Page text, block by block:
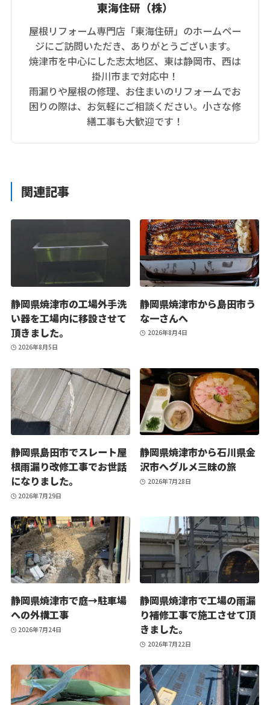
東海住研（株）
屋根リフォーム専門店「東海住研」のホームペー
ジにご訪問いただき、ありがとうございます。
焼津市を中心にした志太地区、東は静岡市、西は
掛川市まで対応中！
雨漏りや屋根の修理、お住まいのリフォームでお
困りの際は、お気軽にご相談ください。小さな修
繕工事も大歓迎です！
関連記事
静岡県焼津市の工場外手洗
い器を工場内に移設させて
頂きました。
2026年8月5日
静岡県焼津市から島田市う
な一さんへ
2026年8月4日
静岡県島田市でスレート屋
根雨漏り改修工事でお世話
になりました。
2026年7月29日
静岡県焼津市から石川県金
沢市へグルメ三昧の旅
2026年7月28日
静岡県焼津市で庭→駐車場
への外構工事
2026年7月24日
静岡県焼津市で工場の雨漏
り補修工事で施工させて頂
きました。
2026年7月22日